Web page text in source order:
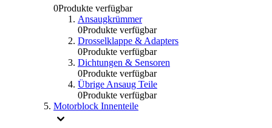
0Produkte verfügbar
Ansaugkrümmer
0Produkte verfügbar
Drosselklappe & Adapters
0Produkte verfügbar
Dichtungen & Sensoren
0Produkte verfügbar
Übrige Ansaug Teile
0Produkte verfügbar
Motorblock Innenteile